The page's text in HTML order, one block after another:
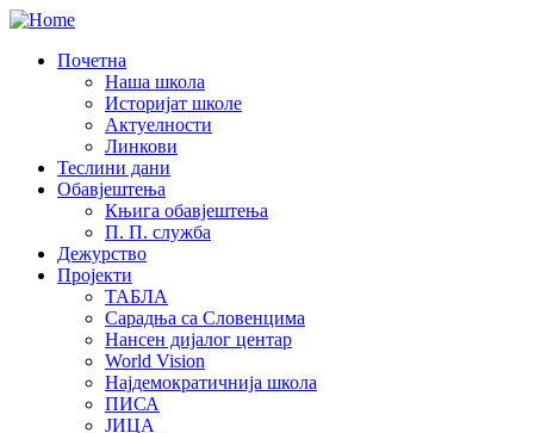
Почетна
Наша школа
Историјат школе
Актуелности
Линкови
Теслини дани
Обавјештења
Књига обавјештења
П. П. служба
Дежурство
Пројекти
ТАБЛА
Сарадња са Словенцима
Нансен дијалог центар
World Vision
Најдемократичнија школа
ПИСА
ЈИЦА